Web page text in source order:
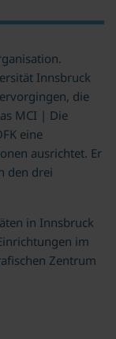
Innsbruck
die
MCI | Die
eine
ausrichtet. Er
den drei
in Innsbruck
im
Zentrum